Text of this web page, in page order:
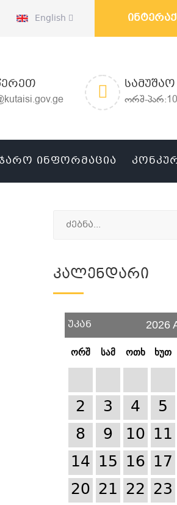
English
ორშ-
ᲘᲜᲤᲝᲠᲛᲐᲪᲘᲐ
Კალენდარი
უკან 2026
ორშ სამ ოთხ ხუთ
2
3 4 5
8
9 10 11
14 15 16 17
20 21 22 23